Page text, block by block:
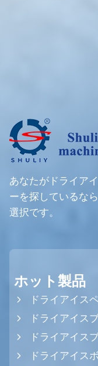
あなたがドライア
ーを探しているな
選択です。
ホット製品
ドライアイス
ドライアイス
ドライアイス
ドライアイス